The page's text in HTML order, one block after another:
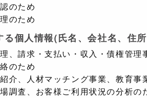
のため
のため
個人情報(氏名、会社名、住
、請求・支払い・収入・債権管理
のため
介、人材マッチング事業、教育事
調査、お客様ご利用状況の分析の